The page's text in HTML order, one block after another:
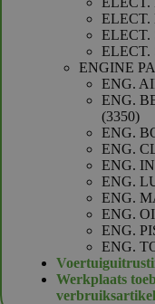
ELECT.
ELECT.
ENGINE
ENG.
ENG.
33503350
ENG.
ENG.
ENG.
ENG.
ENG.
ENG.
ENG.
ENG.
Werkplaats